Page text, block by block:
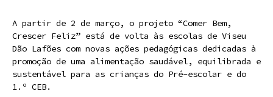
A partir de 2 de março, o projeto “Comer Bem,
Crescer Feliz” está de volta às escolas de Viseu
Dão Lafões com novas ações pedagógicas dedicadas à
promoção de uma alimentação saudável, equilibrada e
sustentável para as crianças do Pré-escolar e do
1.º CEB.